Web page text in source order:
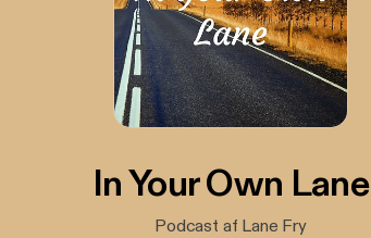
In Your Own Lane
Podcast af Lane Fry